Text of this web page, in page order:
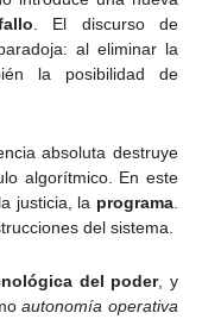
. El discurso de
al eliminar la
la posibilidad de
absoluta destruye
algorítmico. En este
justicia, la programa
del sistema.
del poder, y
autonomía operativa